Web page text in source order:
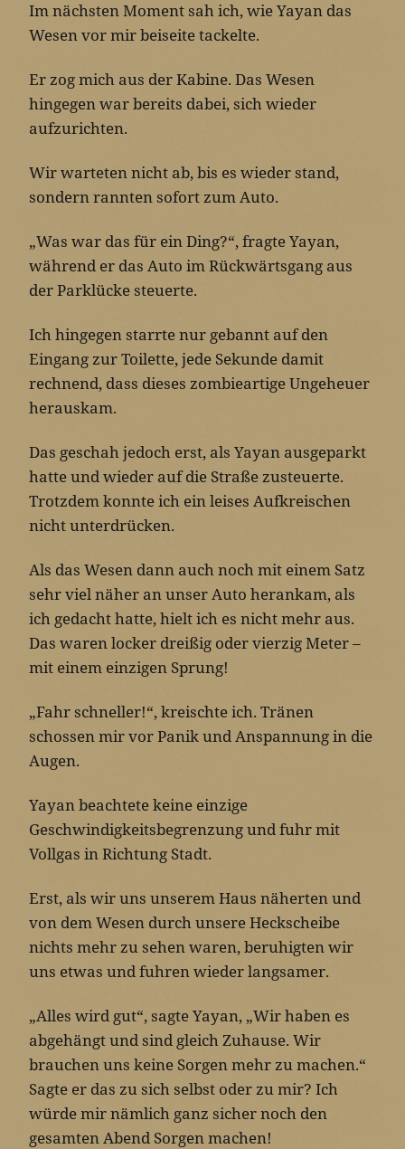
Im nächsten Moment sah ich, wie Yayan das
Wesen vor mir beiseite tackelte.
Er zog mich aus der Kabine. Das Wesen
hingegen war bereits dabei, sich wieder
aufzurichten.
Wir warteten nicht ab, bis es wieder stand,
sondern rannten sofort zum Auto.
„Was war das für ein Ding?“, fragte Yayan,
während er das Auto im Rückwärtsgang aus
der Parklücke steuerte.
Ich hingegen starrte nur gebannt auf den
Eingang zur Toilette, jede Sekunde damit
rechnend, dass dieses zombieartige Ungeheuer
herauskam.
Das geschah jedoch erst, als Yayan ausgeparkt
hatte und wieder auf die Straße zusteuerte.
Trotzdem konnte ich ein leises Aufkreischen
nicht unterdrücken.
Als das Wesen dann auch noch mit einem Satz
sehr viel näher an unser Auto herankam, als
ich gedacht hatte, hielt ich es nicht mehr aus.
Das waren locker dreißig oder vierzig Meter –
mit einem einzigen Sprung!
„Fahr schneller!“, kreischte ich. Tränen
schossen mir vor Panik und Anspannung in die
Augen.
Yayan beachtete keine einzige
Geschwindigkeitsbegrenzung und fuhr mit
Vollgas in Richtung Stadt.
Erst, als wir uns unserem Haus näherten und
von dem Wesen durch unsere Heckscheibe
nichts mehr zu sehen waren, beruhigten wir
uns etwas und fuhren wieder langsamer.
„Alles wird gut“, sagte Yayan, „Wir haben es
abgehängt und sind gleich Zuhause. Wir
brauchen uns keine Sorgen mehr zu machen.“
Sagte er das zu sich selbst oder zu mir? Ich
würde mir nämlich ganz sicher noch den
gesamten Abend Sorgen machen!